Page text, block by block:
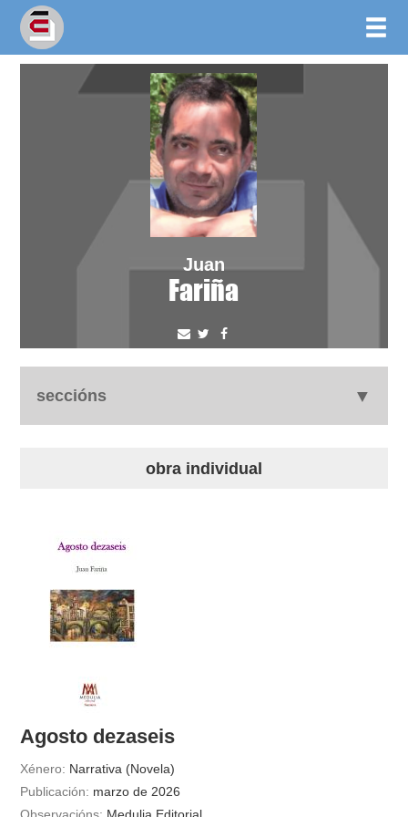
Juan
Fariña
seccións
fototeca
outros docs
obra individual
Agosto dezaseis
Xénero: Narrativa (Novela)
Publicación: marzo de 2026